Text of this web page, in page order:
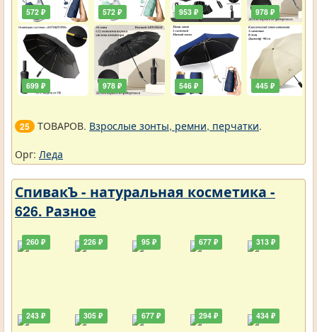
572 ₽
699 ₽
572 ₽
978 ₽
953 ₽
546 ₽
978 ₽
445 ₽
25 ТОВАРОВ. Взрослые зонты, ремни, перчатки.
Орг: Леда
СпивакЪ - натуральная косметика -
626. Разное
260 ₽
243 ₽
226 ₽
305 ₽
95 ₽
677 ₽
677 ₽
294 ₽
313 ₽
434 ₽